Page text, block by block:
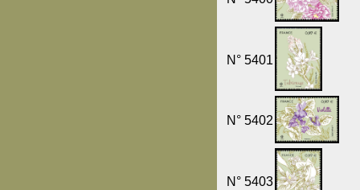
N° 5401
N° 5402
N° 5403